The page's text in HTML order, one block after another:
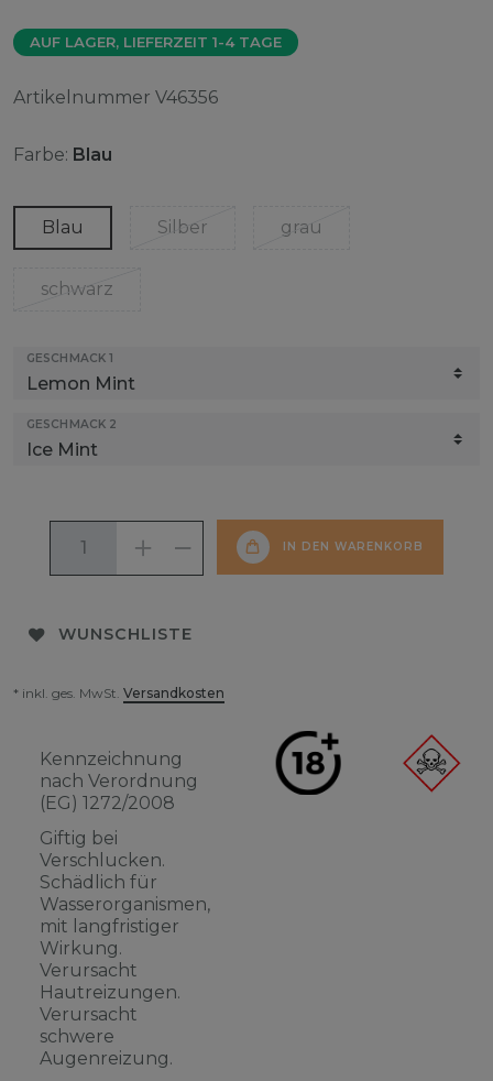
AUF LAGER, LIEFERZEIT 1-4 TAGE
Artikelnummer V46356
Farbe: Blau
Blau Silber grau
schwarz
GESCHMACK 1
GESCHMACK 2
IN DEN WARENKORB
WUNSCHLISTE
* inkl. ges. MwSt. Versandkosten
Kennzeichnung
nach Verordnung
(EG) 1272/2008
Giftig bei
Verschlucken.
Schädlich für
Wasserorganismen,
mit langfristiger
Wirkung.
Verursacht
Hautreizungen.
Verursacht
schwere
Augenreizung.